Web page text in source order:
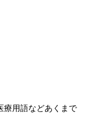
療用語などあくまで